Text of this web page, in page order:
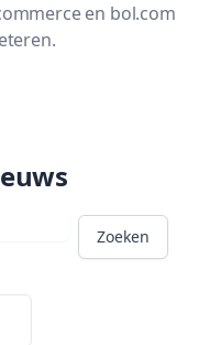
en bol.com
Zoeken